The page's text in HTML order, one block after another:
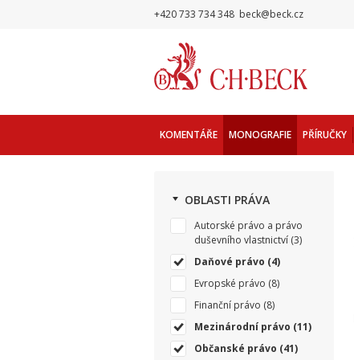
+420 733 734 348 beck@beck.cz
KOMENTÁŘE MONOGRAFIE PŘÍRUČKY
OBLASTI PRÁVA
Autorské právo a právo
duševního vlastnictví (3)
Daňové právo (4)
Evropské právo (8)
Finanční právo (8)
Mezinárodní právo (11)
Občanské právo (41)